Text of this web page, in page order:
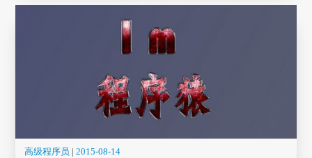
高级程序员 |2015-08-14